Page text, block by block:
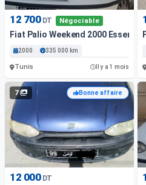
12 700 DT Négociable
Fiat Palio Weekend 2000 Essence
2000 335 000 km
Tunis Il y a 1 mois
7 Bonne affaire
12 000 DT